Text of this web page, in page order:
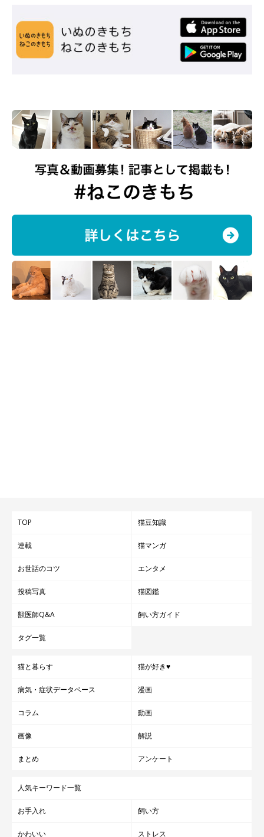
TOP 猫豆知識
連載 猫マンガ
お世話のコツ エンタメ
投稿写真 猫図鑑
獣医師Q&A 飼い方ガイド
タグ一覧
猫と暮らす 猫が好き♥
病気・症状データベース 漫画
コラム 動画
画像 解説
まとめ アンケート
人気キーワード一覧
お手入れ 飼い方
かわいい ストレス